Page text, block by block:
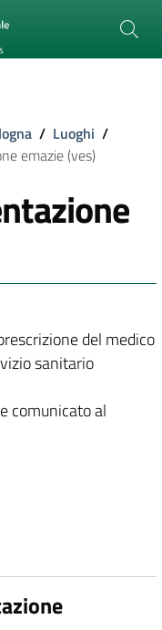
/ Luoghi /
emazie (ves)
del medico
sanitario
comunicato al